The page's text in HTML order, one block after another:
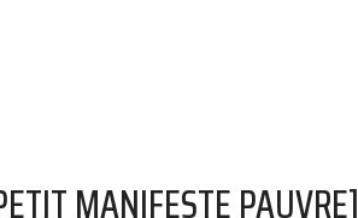
MANIFESTE PAUVRE]